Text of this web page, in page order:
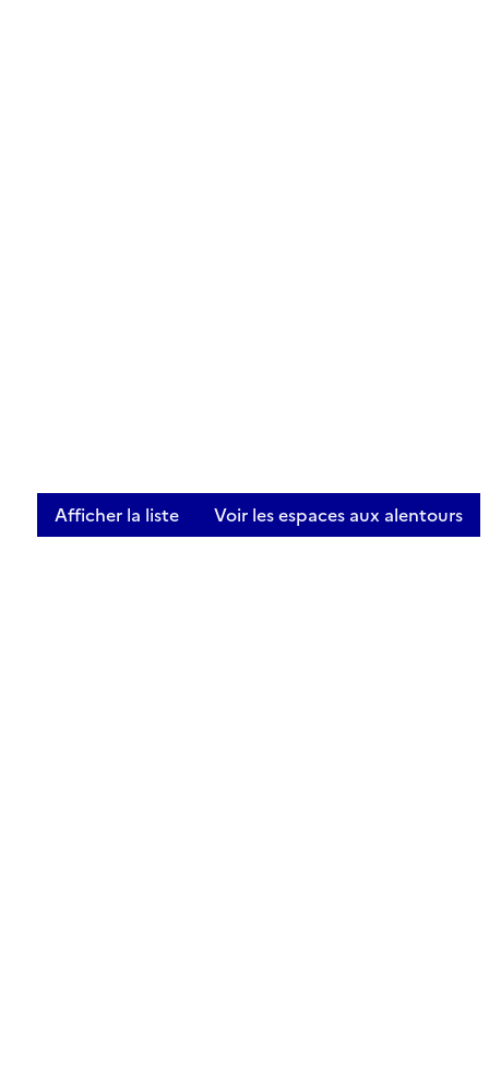
Afficher la liste Voir les espaces aux alentours